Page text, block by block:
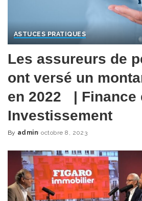
ASTUCES PRATIQUES
Les assureurs de
ont versé un
en 2022 | Finance
Investissement
Posted
By admin octobre 8, 2023